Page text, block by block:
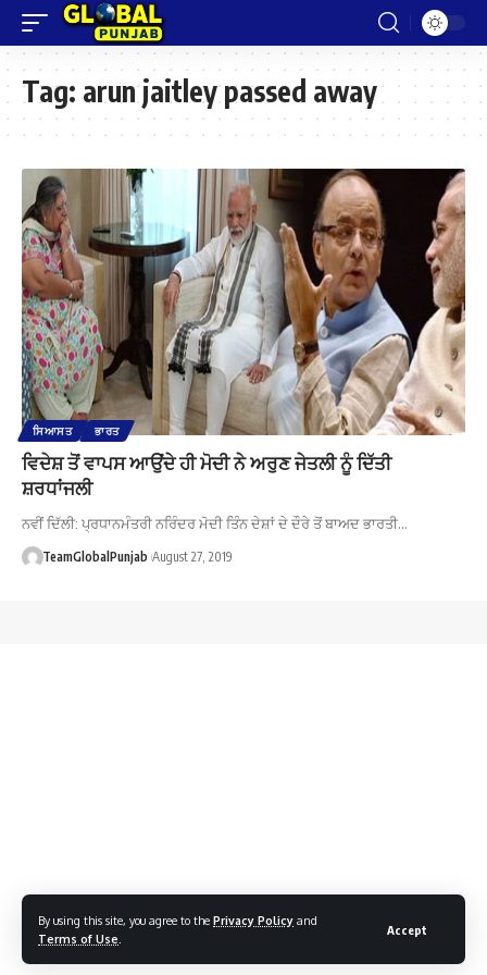
By using this site, you agree to the Privacy Policy and
Terms of Use
Accept
Tag: arun jaitley passed away
ਸਿਆਸਤ ਭਾਰਤ
ਵਿਦੇਸ਼ ਤੋਂ ਵਾਪਸ ਆਉਂਦੇ ਹੀ ਮੋਦੀ ਨੇ ਅਰੁਣ ਜੇਤਲੀ ਨੂੰ ਦਿੱਤੀ
ਸ਼ਰਧਾਂਜਲੀ
ਨਵੀਂ ਦਿੱਲੀ: ਪ੍ਰਧਾਨਮੰਤਰੀ ਨਰਿੰਦਰ ਮੋਦੀ ਤਿੰਨ ਦੇਸ਼ਾਂ ਦੇ ਦੌਰੇ ਤੋਂ ਬਾਅਦ ਭਾਰਤੀ…
TeamGlobalPunjab August 27, 2019